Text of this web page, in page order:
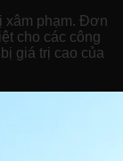
xâm phạm. Đơn
cho các công
giá trị cao của